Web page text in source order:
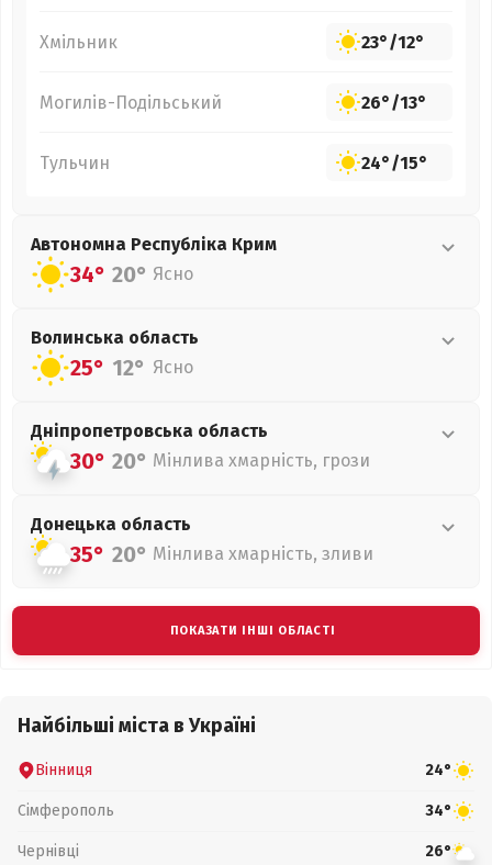
Хмільник 23°/12°
Могилів-Подільський 26°/13°
Тульчин 24°/15°
Автономна Республіка Крим
34° 20° Ясно
Волинська область
25° 12° Ясно
Дніпропетровська область
30° 20° Мінлива хмарність, грози
Донецька область
35° 20° Мінлива хмарність, зливи
ПОКАЗАТИ ІНШІ ОБЛАСТІ
Найбільші міста в Україні
Вінниця 24°
Сімферополь 34°
Чернівці 26°